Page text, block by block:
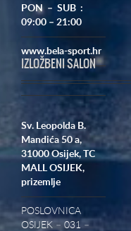
PON – SUB :
09:00 – 21:00
www.bela-sport.hr
IZLOŽBENI SALON
Sv. Leopolda B.
Mandića 50 a,
31000 Osijek,
TC
MALL OSIJEK,
prizemlje
POSLOVNICA
OSIJEK – 031 –